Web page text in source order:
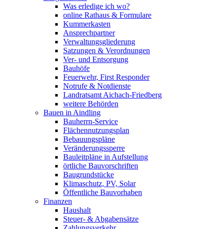
Was erledige ich wo?
online Rathaus & Formulare
Kummerkasten
Ansprechpartner
Verwaltungsgliederung
Satzungen & Verordnungen
Ver- und Entsorgung
Bauhöfe
Feuerwehr, First Responder
Notrufe & Notdienste
Landratsamt Aichach-Friedberg
weitere Behörden
Bauen in Aindling
Bauherrn-Service
Flächennutzungsplan
Bebauungspläne
Veränderungssperre
Bauleitpläne in Aufstellung
örtliche Bauvorschriften
Baugrundstücke
Klimaschutz, PV, Solar
Öffentliche Bauvorhaben
Finanzen
Haushalt
Steuer- & Abgabensätze